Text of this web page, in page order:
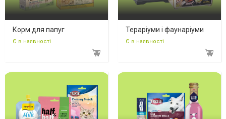
Корм для папуг
Є в наявності
Тераріуми і фаунаріуми
Є в наявності